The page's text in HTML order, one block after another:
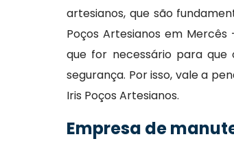
artesianos, que são
Poços Artesianos em
que for necessário para que
segurança. Por isso, vale a
Iris Poços Artesianos.
Empresa de